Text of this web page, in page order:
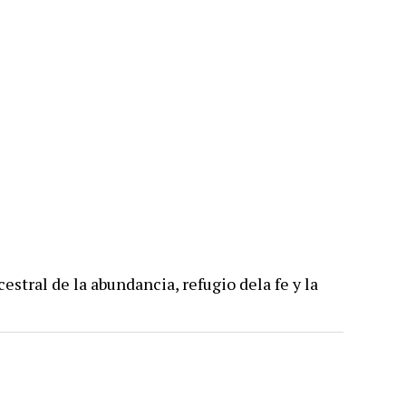
de la abundancia, refugio dela fe y la